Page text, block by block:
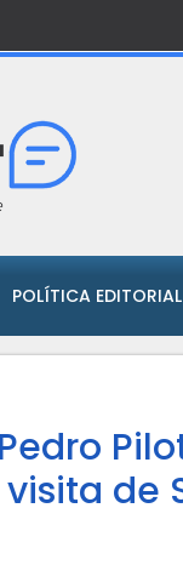
POLÍTICA EDITORIAL
de